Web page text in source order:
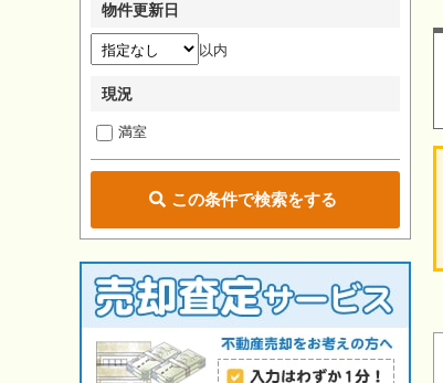
物件更新日
以内
現況
満室
この条件で検索をする